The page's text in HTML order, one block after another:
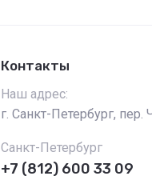
Контакты
Наш адрес:
г. Санкт-Петербург, пер.
Санкт-Петербург
+7 (812) 600 33 09